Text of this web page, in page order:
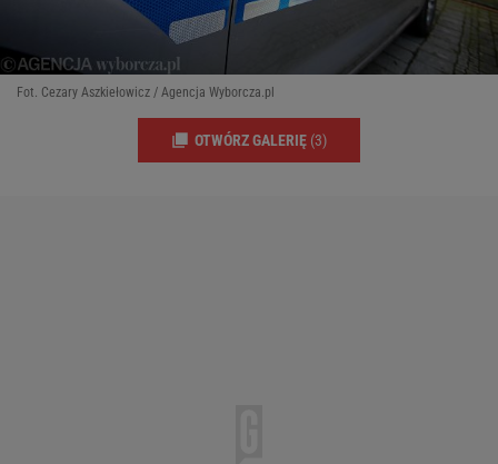
Fot. Cezary Aszkiełowicz / Agencja Wyborcza.pl
OTWÓRZ GALERIĘ (3)